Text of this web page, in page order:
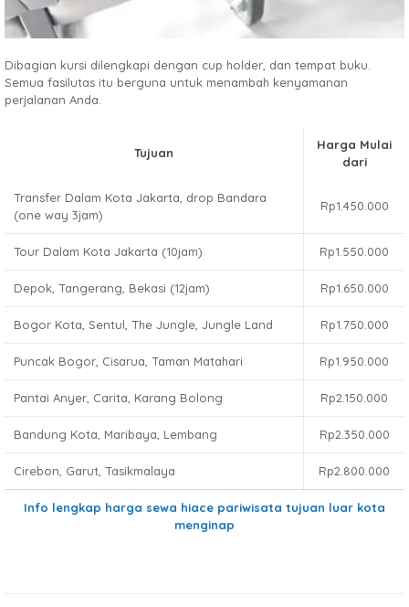
Dibagian kursi dilengkapi dengan cup holder, dan tempat buku.
Semua fasilutas itu berguna untuk menambah kenyamanan
perjalanan Anda.
Tujuan
Harga Mulai
dari
Transfer Dalam Kota Jakarta, drop Bandara
(one way 3jam)
Rp1.450.000
Tour Dalam Kota Jakarta (10jam) Rp1.550.000
Depok, Tangerang, Bekasi (12jam) Rp1.650.000
Bogor Kota, Sentul, The Jungle, Jungle Land Rp1.750.000
Puncak Bogor, Cisarua, Taman Matahari Rp1.950.000
Pantai Anyer, Carita, Karang Bolong Rp2.150.000
Bandung Kota, Maribaya, Lembang Rp2.350.000
Cirebon, Garut, Tasikmalaya Rp2.800.000
Info lengkap harga sewa hiace pariwisata tujuan luar kota
menginap